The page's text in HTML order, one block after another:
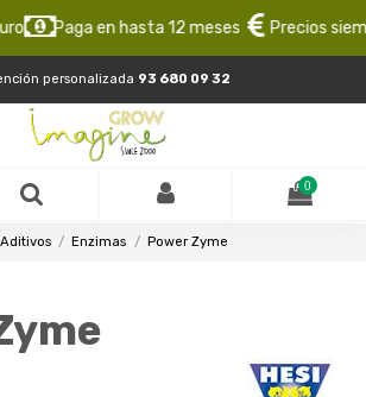
Paga en hasta 12 meses Precios
personalizada 93 680 09 32
0
Enzimas Power Zyme